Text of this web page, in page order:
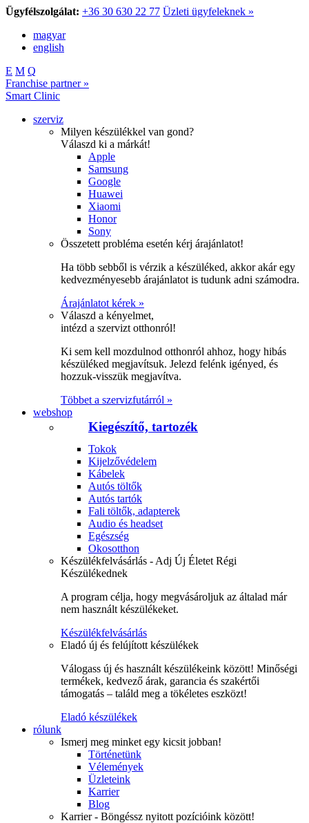
Ügyfélszolgálat: +36 30 630 22 77 Üzleti ügyfeleknek »
magyar
english
E M Q
Franchise partner »
Smart Clinic
szerviz
Milyen készülékkel van gond?
Válaszd ki a márkát!
Apple
Samsung
Google
Huawei
Xiaomi
Honor
Sony
Összetett probléma esetén kérj árajánlatot!
Ha több sebből is vérzik a készüléked, akkor akár egy
kedvezményesebb árajánlatot is tudunk adni számodra.
Árajánlatot kérek »
Válaszd a kényelmet,
intézd a szervizt otthonról!
Ki sem kell mozdulnod otthonról ahhoz, hogy hibás
készüléked megjavítsuk. Jelezd felénk igényed, és
hozzuk-visszük megjavítva.
Többet a szervizfutárról »
webshop
Kiegészítő, tartozék
Tokok
Kijelzővédelem
Kábelek
Autós töltők
Autós tartók
Fali töltők, adapterek
Audio és headset
Egészség
Okosotthon
Készülékfelvásárlás - Adj Új Életet Régi
Készülékednek
A program célja, hogy megvásároljuk az általad már
nem használt készülékeket.
Készülékfelvásárlás
Eladó új és felújított készülékek
Válogass új és használt készülékeink között! Minőségi
termékek, kedvező árak, garancia és szakértői
támogatás – találd meg a tökéletes eszközt!
Eladó készülékek
rólunk
Ismerj meg minket egy kicsit jobban!
Történetünk
Vélemények
Üzleteink
Karrier
Blog
Karrier - Böngéssz nyitott pozícióink között!